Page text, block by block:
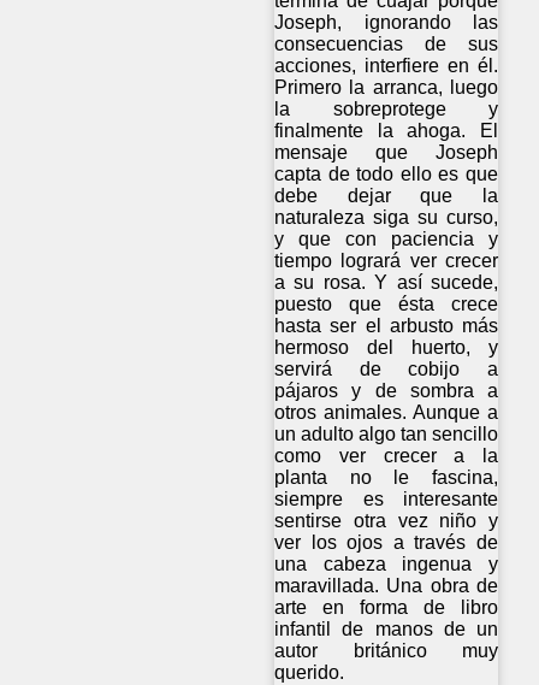
Joseph, ignorando las
consecuencias de sus
acciones, interfiere en él.
Primero la arranca, luego
la sobreprotege y
finalmente la ahoga. El
mensaje que Joseph
capta de todo ello es que
debe dejar que la
naturaleza siga su curso,
y que con paciencia y
tiempo logrará ver crecer
a su rosa. Y así sucede,
puesto que ésta crece
hasta ser el arbusto más
hermoso del huerto, y
servirá de cobijo a
pájaros y de sombra a
otros animales. Aunque a
un adulto algo tan sencillo
como ver crecer a la
planta no le fascina,
siempre es interesante
sentirse otra vez niño y
ver los ojos a través de
una cabeza ingenua y
maravillada. Una obra de
arte en forma de libro
infantil de manos de un
autor británico muy
querido.